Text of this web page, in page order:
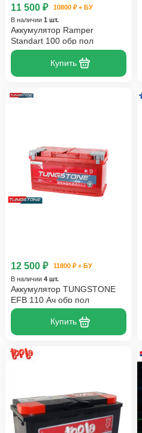
11 500 ₽
10800 ₽ + БУ
В наличии 1 шт.
Аккумулятор Ramper
Standart 100 обр пол
Купить
12 500 ₽
11800 ₽ + БУ
В наличии 4 шт.
Аккумулятор TUNGSTONE
EFB 110 Ач обр пол
Купить